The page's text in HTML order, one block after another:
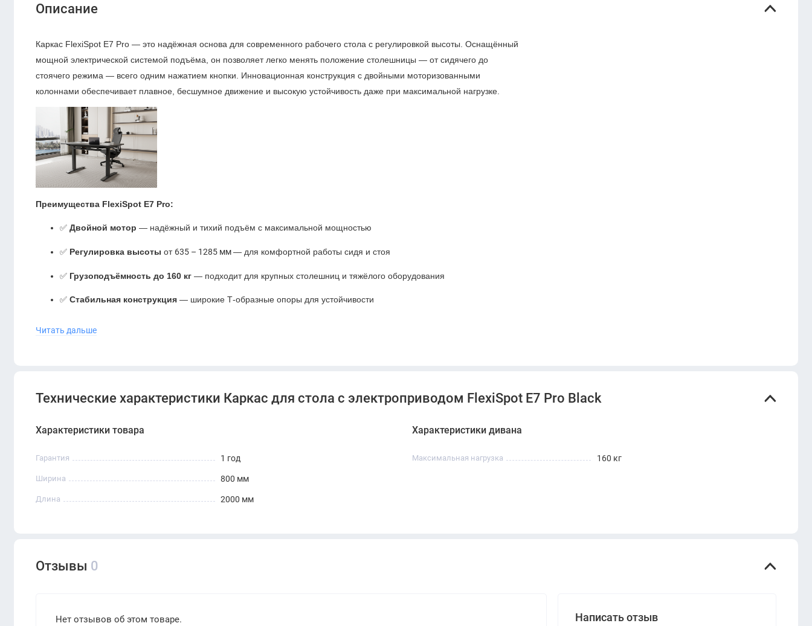
Описание
Каркас FlexiSpot E7 Pro — это надёжная основа для современного рабочего стола с регулировкой высоты. Оснащённый
мощной электрической системой подъёма, он позволяет легко менять положение столешницы — от сидячего до
стоячего режима — всего одним нажатием кнопки. Инновационная конструкция с двойными моторизованными
колоннами обеспечивает плавное, бесшумное движение и высокую устойчивость даже при максимальной нагрузке.
Преимущества FlexiSpot E7 Pro:
✅Двойной мотор — надёжный и тихий подъём с максимальной мощностью
✅ Регулировка высоты от 635 – 1285 мм— для комфортной работы сидя и стоя
✅ Грузоподъёмность до 160 кг — подходит для крупных столешниц и тяжёлого оборудования
✅Стабильная конструкция — широкие Т-образные опоры для устойчивости
Современных рабочих пространств
или заказать с доставкой на сайте ERGO.
Прочный. Удобный. Функциональный.
Читать дальше
Технические характеристики Каркас для стола с электроприводом FlexiSpot E7 Pro Black
Характеристики товара
Гарантия 1 год
Ширина 800 мм
Длина 2000 мм
Характеристики дивана
Максимальная нагрузка 160 кг
Отзывы 0
Нет отзывов об этом товаре. Написать отзыв